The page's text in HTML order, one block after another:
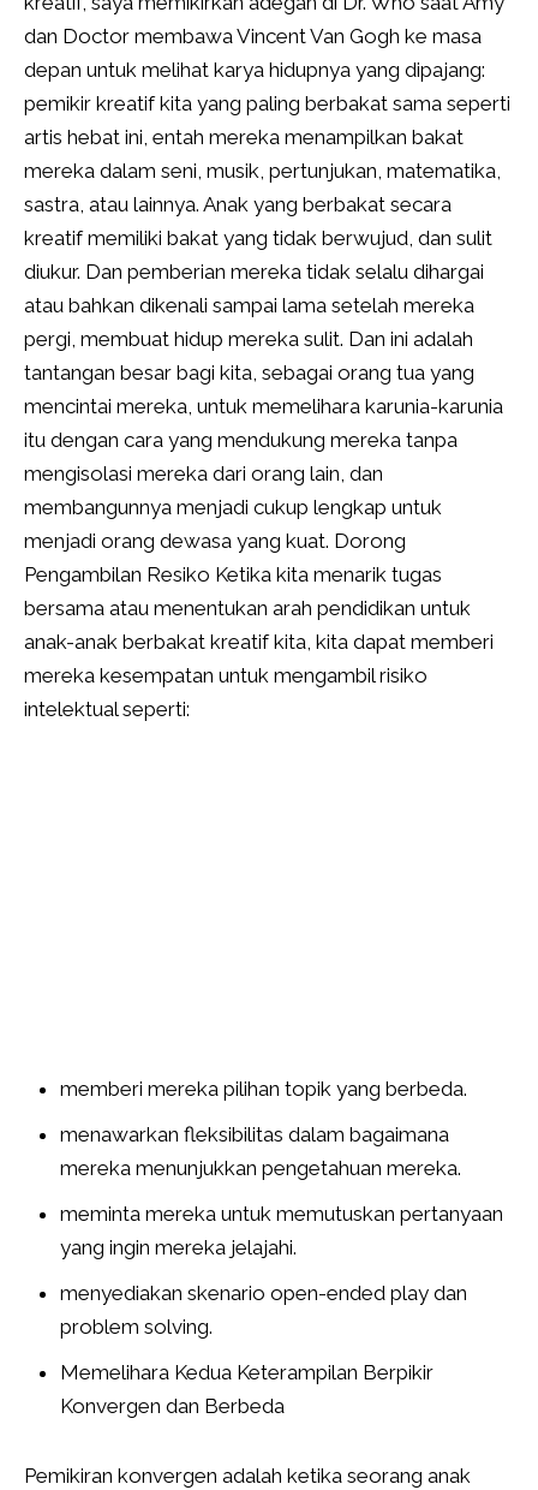
dan Doctor membawa Vincent Van Gogh ke masa
depan untuk melihat karya hidupnya yang dipajang:
pemikir kreatif kita yang paling berbakat sama seperti
artis hebat ini, entah mereka menampilkan bakat
mereka dalam seni, musik, pertunjukan, matematika,
sastra, atau lainnya. Anak yang berbakat secara
kreatif memiliki bakat yang tidak berwujud, dan sulit
diukur. Dan pemberian mereka tidak selalu dihargai
atau bahkan dikenali sampai lama setelah mereka
pergi, membuat hidup mereka sulit. Dan ini adalah
tantangan besar bagi kita, sebagai orang tua yang
mencintai mereka, untuk memelihara karunia-karunia
itu dengan cara yang mendukung mereka tanpa
mengisolasi mereka dari orang lain, dan
membangunnya menjadi cukup lengkap untuk
menjadi orang dewasa yang kuat. Dorong
Pengambilan Resiko Ketika kita menarik tugas
bersama atau menentukan arah pendidikan untuk
anak-anak berbakat kreatif kita, kita dapat memberi
mereka kesempatan untuk mengambil risiko
intelektual seperti:
memberi mereka pilihan topik yang berbeda.
menawarkan fleksibilitas dalam bagaimana
mereka menunjukkan pengetahuan mereka.
meminta mereka untuk memutuskan pertanyaan
yang ingin mereka jelajahi.
menyediakan skenario open-ended play dan
problem solving.
Memelihara Kedua Keterampilan Berpikir
Konvergen dan Berbeda
Pemikiran konvergen adalah ketika seorang anak